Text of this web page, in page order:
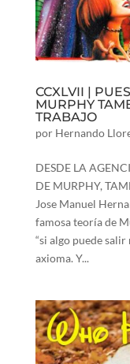
CCXLVII |
MURPHY
TRABAJO
por Hernando
DESDE LA
DE MURPHY,
Jose Manuel
famosa teoría de
“si algo puede
axioma. Y...